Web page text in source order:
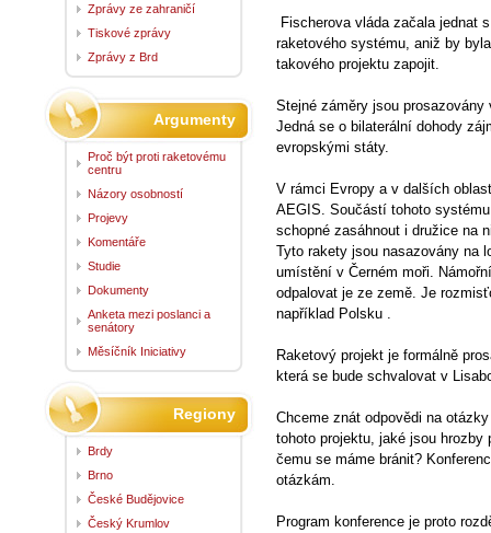
Fischerova vláda začala jednat
raketového systému, aniž by
takového projektu zapojit.
Stejné záměry jsou
Jedná se o bilaterální dohody
evropskými státy.
V rámci Evropy a v dalších
AEGIS. Součástí tohoto
schopné zasáhnout i družice na
Tyto rakety jsou nasazovány na
umístění v Černém moři.
odpalovat je ze země. Je
například Polsku .
Raketový projekt je formálně
která se bude schvalovat v
Chceme znát odpovědi na
tohoto projektu, jaké jsou hrozby
čemu se máme bránit?
otázkám.
Program konference je proto
Zprávy ze zahraničí
Tiskové zprávy
Zprávy z Brd
Argumenty
Proč být proti raketovému
centru
Názory osobností
Projevy
Komentáře
Studie
Dokumenty
Anketa mezi poslanci a
senátory
Měsíčník Iniciativy
Regiony
Brdy
Brno
České Budějovice
Český Krumlov